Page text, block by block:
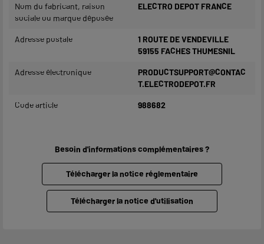
Nom du fabricant, raison
sociale ou marque déposée
ELECTRO DEPOT FRANCE
Adresse postale
1 ROUTE DE VENDEVILLE
59155 FACHES THUMESNIL
Adresse électronique
PRODUCTSUPPORT@CONTAC
T.ELECTRODEPOT.FR
Code article 988682
Besoin d'informations complémentaires ?
Télécharger la notice réglementaire
Télécharger la notice d'utilisation